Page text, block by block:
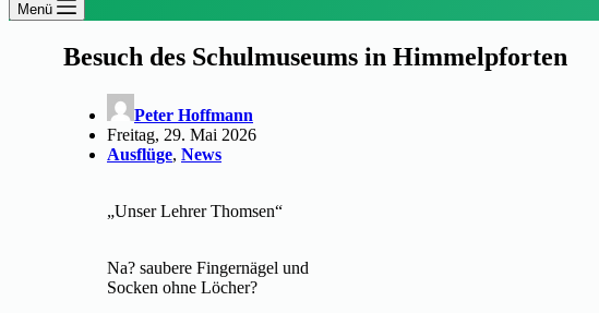
Menü
Besuch des Schulmuseums in Himmelpforten
Peter Hoffmann
Freitag, 29. Mai 2026
Ausflüge, News
„Unser Lehrer Thomsen“
Na? saubere Fingernägel und
Socken ohne Löcher?